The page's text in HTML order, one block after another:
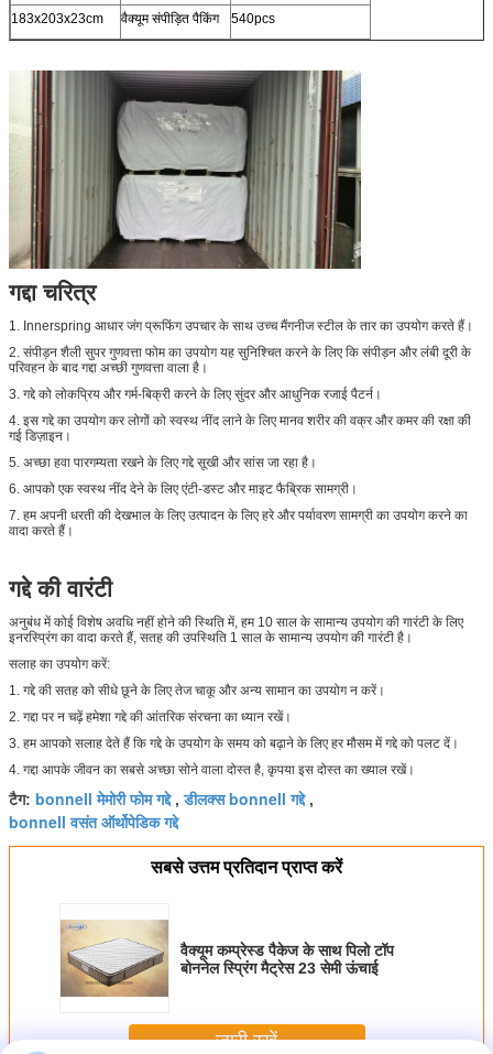
183x203x23cm वैक्यूम संपीड़ित पैकिंग 540pcs
गद्दा चरित्र
1. Innerspring आधार जंग प्रूफिंग उपचार के साथ उच्च मैंगनीज स्टील के तार का उपयोग करते हैं।
2. संपीड़न शैली सुपर गुणवत्ता फोम का उपयोग यह सुनिश्चित करने के लिए कि संपीड़न और लंबी दूरी के
परिवहन के बाद गद्दा अच्छी गुणवत्ता वाला है।
3. गद्दे को लोकप्रिय और गर्म-बिक्री करने के लिए सुंदर और आधुनिक रजाई पैटर्न।
4. इस गद्दे का उपयोग कर लोगों को स्वस्थ नींद लाने के लिए मानव शरीर की वक्र और कमर की रक्षा की
गई डिज़ाइन।
5. अच्छा हवा पारगम्यता रखने के लिए गद्दे सूखी और सांस जा रहा है।
6. आपको एक स्वस्थ नींद देने के लिए एंटी-डस्ट और माइट फैब्रिक सामग्री।
7. हम अपनी धरती की देखभाल के लिए उत्पादन के लिए हरे और पर्यावरण सामग्री का उपयोग करने का
वादा करते हैं।
गद्दे की वारंटी
अनुबंध में कोई विशेष अवधि नहीं होने की स्थिति में, हम 10 साल के सामान्य उपयोग की गारंटी के लिए
इनरस्प्रिंग का वादा करते हैं, सतह की उपस्थिति 1 साल के सामान्य उपयोग की गारंटी है।
सलाह का उपयोग करें:
1. गद्दे की सतह को सीधे छूने के लिए तेज चाकू और अन्य सामान का उपयोग न करें।
2. गद्दा पर न चढ़ें हमेशा गद्दे की आंतरिक संरचना का ध्यान रखें।
3. हम आपको सलाह देते हैं कि गद्दे के उपयोग के समय को बढ़ाने के लिए हर मौसम में गद्दे को पलट दें।
4. गद्दा आपके जीवन का सबसे अच्छा सोने वाला दोस्त है, कृपया इस दोस्त का ख्याल रखें।
टैग: bonnell मेमोरी फोम गद्दे,डीलक्स bonnell गद्दे,
bonnell वसंत ऑर्थोपेडिक गद्दे
सबसे उत्तम प्रतिदान प्राप्त करें
वैक्यूम कम्प्रेस्ड पैकेज के साथ पिलो टॉप
बोननेल स्प्रिंग मैट्रेस 23 सेमी ऊंचाई
जारी रखें